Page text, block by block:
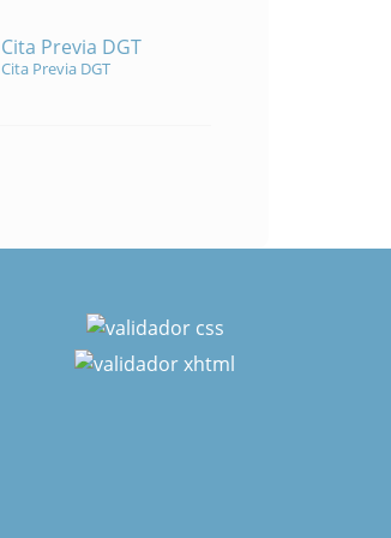
Cita Previa DGT
Cita Previa DGT